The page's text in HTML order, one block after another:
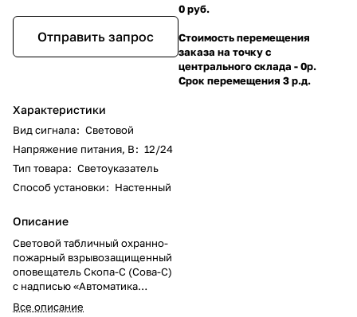
Отправить запрос
Характеристики
Вид сигнала: Световой
Напряжение питания, В: 12/24
Тип товара: Светоуказатель
Способ установки: Настенный
Описание
Световой табличный охранно-
пожарный взрывозащищенный
оповещатель Скопа-С (Сова-С)
с надписью «Автоматика
отключена». Используется во
Все описание
0 руб.
Стоимость перемещения
заказа на точку с
центрального склада - 0р.
Срок перемещения 3 р.д.